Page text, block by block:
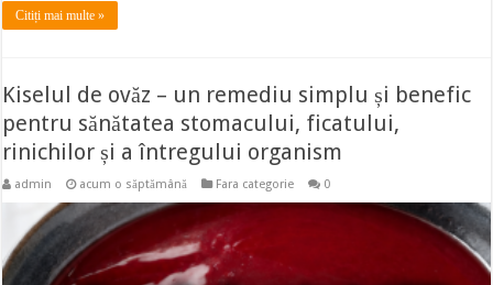
Citiți mai multe »
Kiselul de ovăz – un remediu simplu și benefic
pentru sănătatea stomacului, ficatului,
rinichilor și a întregului organism
admin acum o săptămână Fara categorie 0